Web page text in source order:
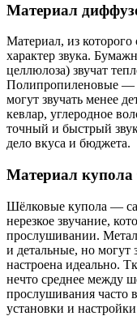
Материал
Материал, из которого
характер звука.
целлюлоза) звучат
Полипропиленовые —
могут звучать менее
кевлар, углеродное
точный и быстрый
дело вкуса и бюджета.
Материал купола
Шёлковые купола —
нерезкое звучание,
прослушивании.
и детальные, но могут
настроена идеально.
нечто среднее между
прослушивания
установки и